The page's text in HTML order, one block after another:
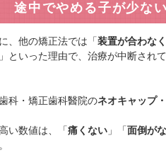
途中でやめる子が少な
、他の矯正法では「装置が合わな
」といった理由で、治療が中断され
科・矯正歯科醫院のネオキャップ
い数値は、「痛くない 」「面倒が